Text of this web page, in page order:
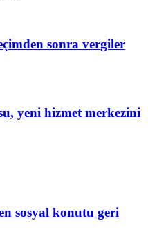
sonra vergiler
yeni hizmet merkezini
sosyal konutu geri